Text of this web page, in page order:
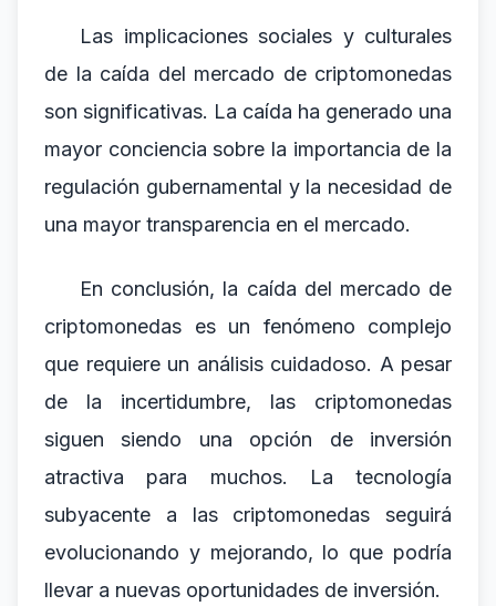
Las implicaciones sociales y culturales
de la caída del mercado de criptomonedas
son significativas. La caída ha generado una
mayor conciencia sobre la importancia de la
regulación gubernamental y la necesidad de
una mayor transparencia en el mercado.
En conclusión, la caída del mercado de
criptomonedas es un fenómeno complejo
que requiere un análisis cuidadoso. A pesar
de la incertidumbre, las criptomonedas
siguen siendo una opción de inversión
atractiva para muchos. La tecnología
subyacente a las criptomonedas seguirá
evolucionando y mejorando, lo que podría
llevar a nuevas oportunidades de inversión.